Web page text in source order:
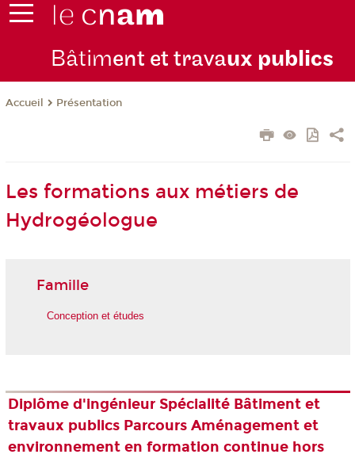
Bâtiment et travaux publics
Accueil Présentation
Les formations aux métiers de
Hydrogéologue
Famille
Conception et études
Diplôme d'ingénieur Spécialité Bâtiment et
travaux publics Parcours Aménagement et
environnement en formation continue hors